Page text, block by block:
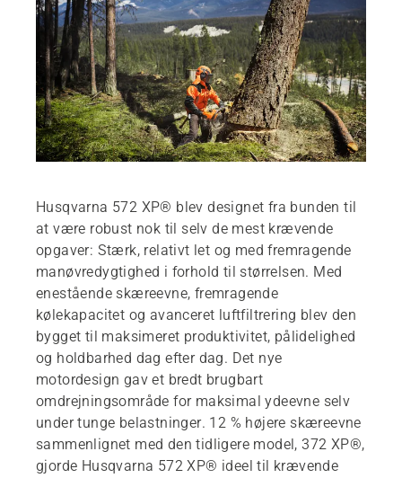
Husqvarna 572 XP® blev designet fra bunden til
at være robust nok til selv de mest krævende
opgaver: Stærk, relativt let og med fremragende
manøvredygtighed i forhold til størrelsen. Med
enestående skæreevne, fremragende
kølekapacitet og avanceret luftfiltrering blev den
bygget til maksimeret produktivitet, pålidelighed
og holdbarhed dag efter dag. Det nye
motordesign gav et bredt brugbart
omdrejningsområde for maksimal ydeevne selv
under tunge belastninger. 12 % højere skæreevne
sammenlignet med den tidligere model, 372 XP®,
gjorde Husqvarna 572 XP® ideel til krævende